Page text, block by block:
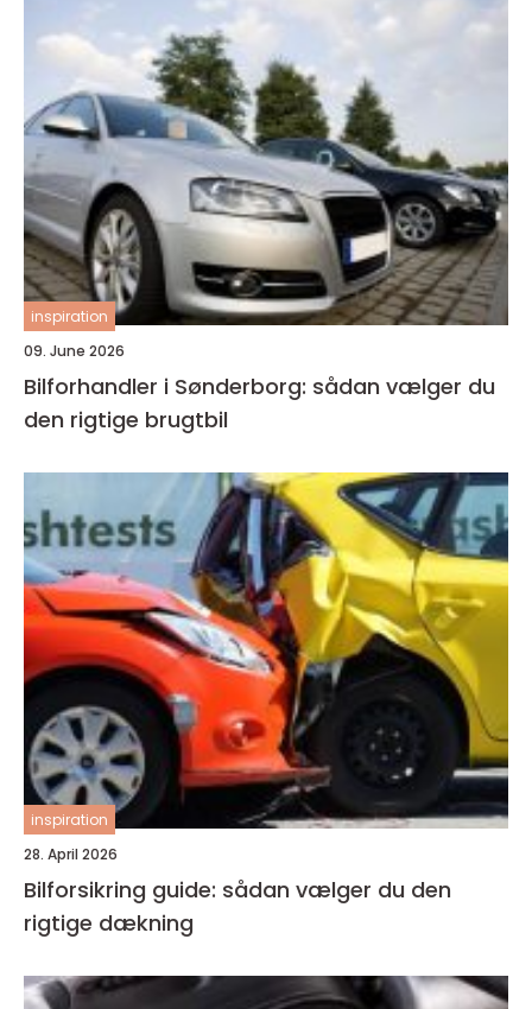
inspiration
09. June 2026
Bilforhandler i Sønderborg: sådan vælger du
den rigtige brugtbil
inspiration
28. April 2026
Bilforsikring guide: sådan vælger du den
rigtige dækning